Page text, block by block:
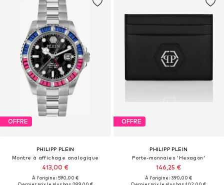
OFFRE
PHILIPP PLEIN
Montre à affichage analogique
413,00 €
À l'origine : 590,00 €
OFFRE
PHILIPP PLEIN
Porte-monnaies 'Hexagon'
146,25 €
À l'origine : 390,00 €